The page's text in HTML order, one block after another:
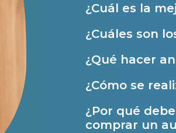
¿Cuál es la
¿Cuáles son
¿Qué hacer
¿Cómo se
¿Por qué
comprar un
Ayudas y
Ayuda Miaudífono hasta
Ayudas para audífonos en
Ayudas para audífonos en
Ayudas y subvenciones